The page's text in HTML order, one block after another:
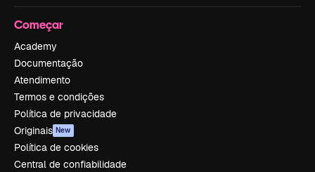
Começar
Academy
Documentação
Atendimento
Termos e condições
Política de privacidade
Originais New
Política de cookies
Central de confiabilidade